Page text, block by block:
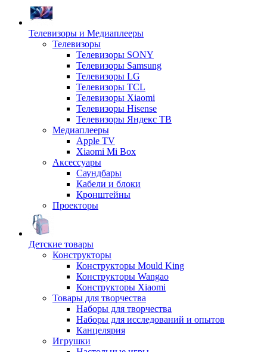
Телевизоры и Медиаплееры
Телевизоры
Телевизоры SONY
Телевизоры Samsung
Телевизоры LG
Телевизоры TCL
Телевизоры Xiaomi
Телевизоры Hisense
Телевизоры Яндекс ТВ
Медиаплееры
Apple TV
Xiaomi Mi Box
Аксессуары
Саундбары
Кабели и блоки
Кронштейны
Проекторы
Детские товары
Конструкторы
Конструкторы Mould King
Конструкторы Wangao
Конструкторы Xiaomi
Товары для творчества
Наборы для творчества
Наборы для исследований и опытов
Канцелярия
Игрушки